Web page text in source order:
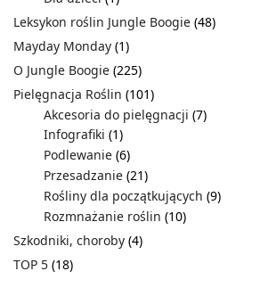
Leksykon roślin Jungle Boogie (48)
Mayday Monday (1)
O Jungle Boogie (225)
Pielęgnacja Roślin (101)
Akcesoria do pielęgnacji (7)
Infografiki (1)
Podlewanie (6)
Przesadzanie (21)
Rośliny dla początkujących (9)
Rozmnażanie roślin (10)
Szkodniki, choroby (4)
TOP 5 (18)